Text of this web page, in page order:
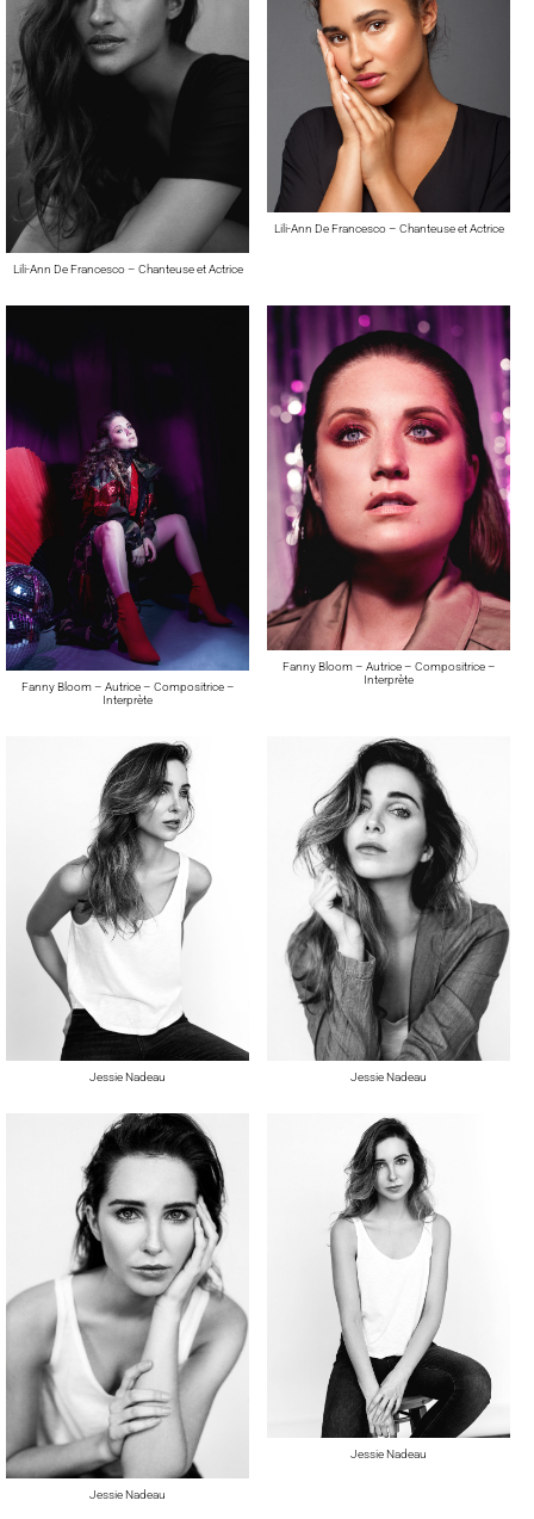
Lili-Ann De Francesco – Chanteuse et Actrice
Lili-Ann De Francesco – Chanteuse et Actrice
Fanny Bloom – Autrice – Compositrice –
Interprète
Fanny Bloom – Autrice – Compositrice –
Interprète
Jessie Nadeau Jessie Nadeau
Jessie Nadeau
Jessie Nadeau